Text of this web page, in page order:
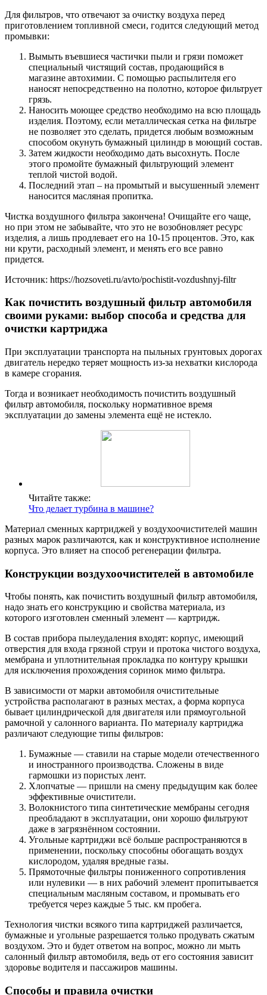
Для фильтров, что отвечают за очистку воздуха перед
приготовлением топливной смеси, годится следующий метод
промывки:
Вымыть въевшиеся частички пыли и грязи поможет
специальный чистящий состав, продающийся в
магазине автохимии. С помощью распылителя его
наносят непосредственно на полотно, которое фильтрует
грязь.
Наносить моющее средство необходимо на всю площадь
изделия. Поэтому, если металлическая сетка на фильтре
не позволяет это сделать, придется любым возможным
способом окунуть бумажный цилиндр в моющий состав.
Затем жидкости необходимо дать высохнуть. После
этого промойте бумажный фильтрующий элемент
теплой чистой водой.
Последний этап – на промытый и высушенный элемент
наносится масляная пропитка.
Чистка воздушного фильтра закончена! Очищайте его чаще,
но при этом не забывайте, что это не возобновляет ресурс
изделия, а лишь продлевает его на 10-15 процентов. Это, как
ни крути, расходный элемент, и менять его все равно
придется.
Источник: https://hozsoveti.ru/avto/pochistit-vozdushnyj-filtr
Как почистить воздушный фильтр автомобиля
своими руками: выбор способа и средства для
очистки картриджа
При эксплуатации транспорта на пыльных грунтовых дорогах
двигатель нередко теряет мощность из-за нехватки кислорода
в камере сгорания.
Тогда и возникает необходимость почистить воздушный
фильтр автомобиля, поскольку нормативное время
эксплуатации до замены элемента ещё не истекло.
Читайте также:
Что делает турбина в машине?
Материал сменных картриджей у воздухоочистителей машин
разных марок различаются, как и конструктивное исполнение
корпуса. Это влияет на способ регенерации фильтра.
Конструкции воздухоочистителей в автомобиле
Чтобы понять, как почистить воздушный фильтр автомобиля,
надо знать его конструкцию и свойства материала, из
которого изготовлен сменный элемент — картридж.
В состав прибора пылеудаления входят: корпус, имеющий
отверстия для входа грязной струи и протока чистого воздуха,
мембрана и уплотнительная прокладка по контуру крышки
для исключения прохождения соринок мимо фильтра.
В зависимости от марки автомобиля очистительные
устройства располагают в разных местах, а форма корпуса
бывает цилиндрической для двигателя или прямоугольной
рамочной у салонного варианта. По материалу картриджа
различают следующие типы фильтров:
Бумажные — ставили на старые модели отечественного
и иностранного производства. Сложены в виде
гармошки из пористых лент.
Хлопчатые — пришли на смену предыдущим как более
эффективные очистители.
Волокнистого типа синтетические мембраны сегодня
преобладают в эксплуатации, они хорошо фильтруют
даже в загрязнённом состоянии.
Угольные картриджи всё больше распространяются в
применении, поскольку способны обогащать воздух
кислородом, удаляя вредные газы.
Прямоточные фильтры пониженного сопротивления
или нулевики — в них рабочий элемент пропитывается
специальным масляным составом, и промывать его
требуется через каждые 5 тыс. км пробега.
Технология чистки всякого типа картриджей различается,
бумажные и угольные разрешается только продувать сжатым
воздухом. Это и будет ответом на вопрос, можно ли мыть
салонный фильтр автомобиля, ведь от его состояния зависит
здоровье водителя и пассажиров машины.
Способы и правила очистки